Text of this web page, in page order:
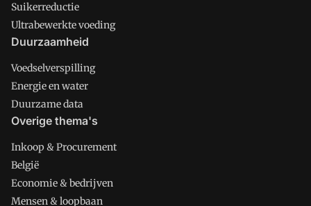
Suikerreductie
Ultrabewerkte voeding
Duurzaamheid
Voedselverspilling
Energie en water
Duurzame data
Overige thema's
Inkoop & Procurement
België
Economie & bedrijven
Mensen & loopbaan